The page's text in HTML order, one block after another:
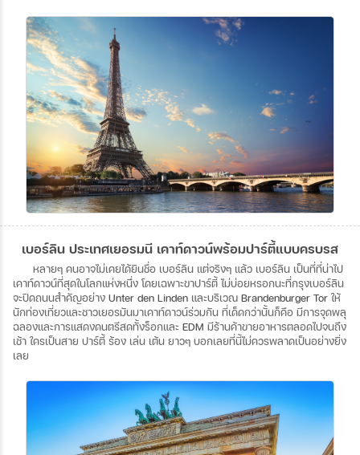
เบอร์ลิน ประเทศเยอรมนี เคาท์ดาวน์พร้อมปาร์ตี้แบบครบรส
หลายๆ คนอาจไม่เคยได้ยินชื่อ เบอร์ลิน แต่จริงๆ แล้ว เบอร์ลิน เป็นที่ที่น่าไป
เคาท์ดาวน์ที่สุดในโลกแห่งหนึ่ง โดยเฉพาะขาปาร์ตี้ ไม่บ่อยหรอกนะที่กรุงเบอร์ลิน
จะปิดถนนสำคัญอย่าง Unter den Linden และบริเวณ Brandenburger Tor ให้
นักท่องเที่ยวและชาวเยอรมันมาเคาท์ดาวน์ร่วมกัน ที่เด็ดกว่านั้นก็คือ มีการจุดพลุ
ฉลองและการแสดงดนตรีสดทั้งร็อกและ EDM มีร้านค้าขายอาหารตลอดไปจนถึง
เช้า ใครเป็นสาย ปาร์ตี้ ร้อง เล่น เต้น ยาวๆ บอกเลยที่นี้ไม่ควรพลาดเป็นอย่างยิ่ง
เลย